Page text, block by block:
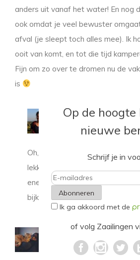
anders uit vanaf het water! En nog
ook omdat je veel bewuster
afval (je sleept toch alles mee). Ik
ooit van komt, en tot die tijd
Fijn om zo over te dromen nu de
is
Linda - Zaailingen
Oh, wat leuk! Op het water word
lekker rustig hè?
energie en afval is inderdaad
bijkomstigheid.
gerhildemaakt
28 augustus 2017 at
Op de
nieuwe
Schrijf je in
E-
mailadres
Ik ga akkoord met de
of volg Zaailingen